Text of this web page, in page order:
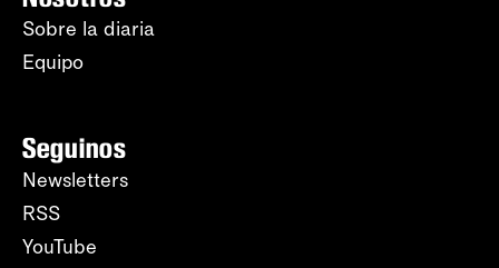
Sobre la diaria
Equipo
Seguinos
Newsletters
RSS
YouTube